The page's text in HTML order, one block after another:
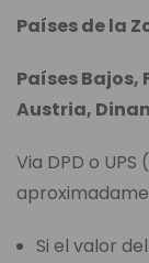
Países de la
Países
Austria,
Via DPD o
Si el valor